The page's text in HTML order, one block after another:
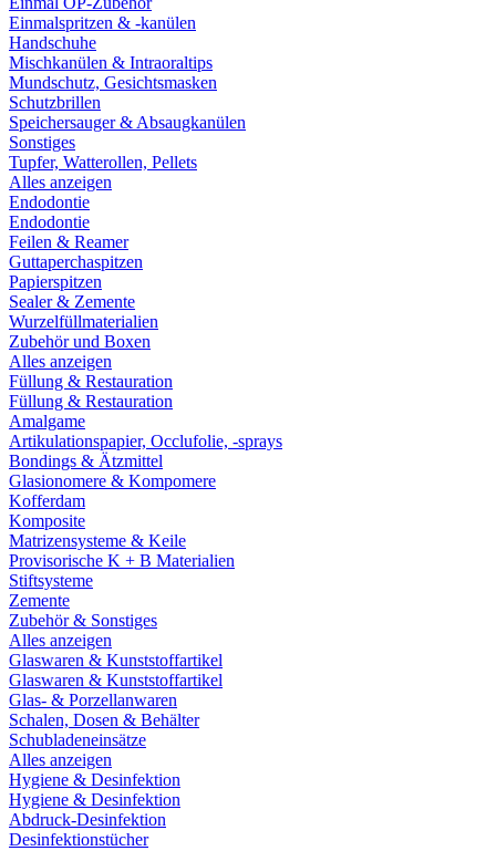
Einmalspritzen & -kanülen
Handschuhe
Mischkanülen & Intraoraltips
Mundschutz, Gesichtsmasken
Schutzbrillen
Speichersauger & Absaugkanülen
Sonstiges
Tupfer, Watterollen, Pellets
Alles anzeigen
Endodontie
Endodontie
Feilen & Reamer
Guttaperchaspitzen
Papierspitzen
Sealer & Zemente
Wurzelfüllmaterialien
Zubehör und Boxen
Alles anzeigen
Füllung & Restauration
Füllung & Restauration
Amalgame
Artikulationspapier, Occlufolie, -sprays
Bondings & Ätzmittel
Glasionomere & Kompomere
Kofferdam
Komposite
Matrizensysteme & Keile
Provisorische K + B Materialien
Stiftsysteme
Zemente
Zubehör & Sonstiges
Alles anzeigen
Glaswaren & Kunststoffartikel
Glaswaren & Kunststoffartikel
Glas- & Porzellanwaren
Schalen, Dosen & Behälter
Schubladeneinsätze
Alles anzeigen
Hygiene & Desinfektion
Hygiene & Desinfektion
Abdruck-Desinfektion
Desinfektionstücher